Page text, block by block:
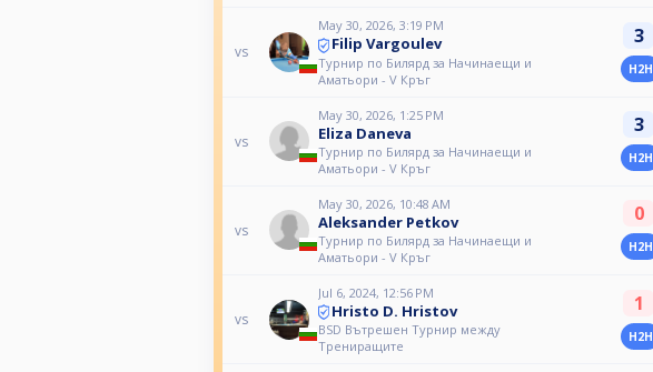
vs
May 30, 2026, 3:19 PM
Filip Vargoulev
Турнир по Билярд за Начинаещи и
Аматьори - V Кръг
3
H2H
vs
May 30, 2026, 1:25 PM
Eliza Daneva
Турнир по Билярд за Начинаещи и
Аматьори - V Кръг
3
H2H
vs
May 30, 2026, 10:48 AM
Aleksander Petkov
Турнир по Билярд за Начинаещи и
Аматьори - V Кръг
0
H2H
vs
Jul 6, 2024, 12:56 PM
Hristo D. Hristov
BSD Вътрешен Турнир между
Трениращите
1
H2H